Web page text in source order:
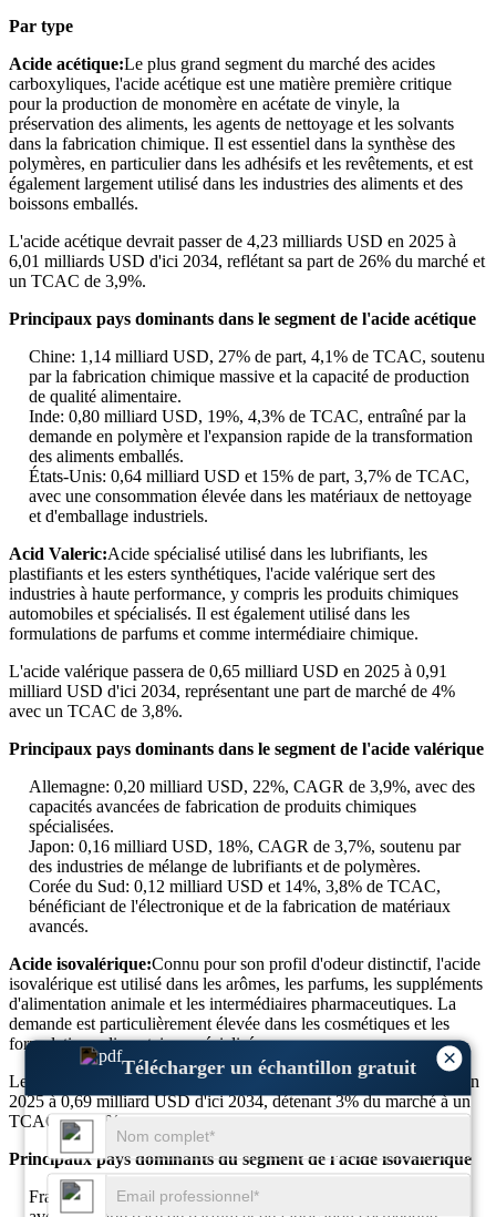
×
Télécharger un échantillon gratuit
Par type
Acide acétique:Le plus grand segment du marché des acides
carboxyliques, l'acide acétique est une matière première critique
pour la production de monomère en acétate de vinyle, la
préservation des aliments, les agents de nettoyage et les solvants
dans la fabrication chimique. Il est essentiel dans la synthèse des
polymères, en particulier dans les adhésifs et les revêtements, et est
également largement utilisé dans les industries des aliments et des
boissons emballés.
L'acide acétique devrait passer de 4,23 milliards USD en 2025 à
6,01 milliards USD d'ici 2034, reflétant sa part de 26% du marché et
un TCAC de 3,9%.
Principaux pays dominants dans le segment de l'acide acétique
Chine: 1,14 milliard USD, 27% de part, 4,1% de TCAC, soutenu
par la fabrication chimique massive et la capacité de production
de qualité alimentaire.
Inde: 0,80 milliard USD, 19%, 4,3% de TCAC, entraîné par la
demande en polymère et l'expansion rapide de la transformation
des aliments emballés.
États-Unis: 0,64 milliard USD et 15% de part, 3,7% de TCAC,
avec une consommation élevée dans les matériaux de nettoyage
et d'emballage industriels.
Acid Valeric:Acide spécialisé utilisé dans les lubrifiants, les
plastifiants et les esters synthétiques, l'acide valérique sert des
industries à haute performance, y compris les produits chimiques
automobiles et spécialisés. Il est également utilisé dans les
formulations de parfums et comme intermédiaire chimique.
L'acide valérique passera de 0,65 milliard USD en 2025 à 0,91
milliard USD d'ici 2034, représentant une part de marché de 4%
avec un TCAC de 3,8%.
Principaux pays dominants dans le segment de l'acide valérique
Allemagne: 0,20 milliard USD, 22%, CAGR de 3,9%, avec des
capacités avancées de fabrication de produits chimiques
spécialisées.
Japon: 0,16 milliard USD, 18%, CAGR de 3,7%, soutenu par
des industries de mélange de lubrifiants et de polymères.
Corée du Sud: 0,12 milliard USD et 14%, 3,8% de TCAC,
bénéficiant de l'électronique et de la fabrication de matériaux
avancés.
Acide isovalérique:Connu pour son profil d'odeur distinctif, l'acide
isovalérique est utilisé dans les arômes, les parfums, les suppléments
d'alimentation animale et les intermédiaires pharmaceutiques. La
demande est particulièrement élevée dans les cosmétiques et les
formulations alimentaires spécialisées.
Le segment de l'acide isovalérique passera de 0,49 milliard USD en
2025 à 0,69 milliard USD d'ici 2034, détenant 3% du marché à un
TCAC de 3,9%.
Principaux pays dominants du segment de l'acide isovalerique
France: 0,10 milliard USD, 21% de partage, 4,0% de TCAC,